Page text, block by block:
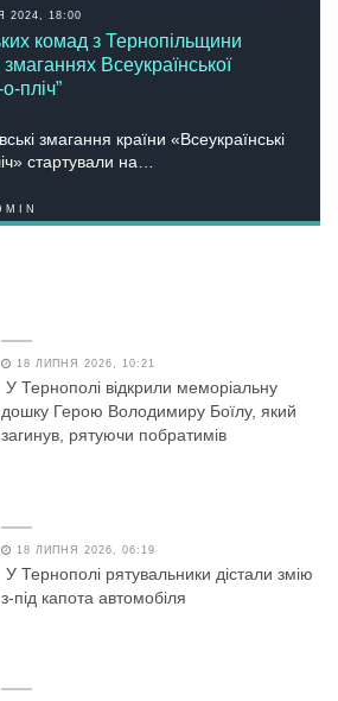
2024, 18:00
комад з Тернопільщини
Всеукраїнської
пліч”
змагання країни «Всеукраїнські
стартували на…
18 ЛИПНЯ 2026, 10:21
У Тернополі відкрили меморіальну
дошку Герою Володимиру Боїлу, який
загинув, рятуючи побратимів
18 ЛИПНЯ 2026, 06:19
У Тернополі рятувальники дістали змію
з-під капота автомобіля